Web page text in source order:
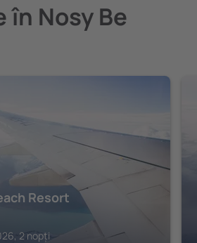
în Nosy Be
Resort
2 nopți